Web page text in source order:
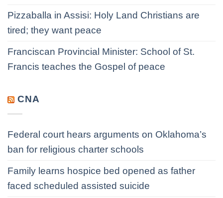
Pizzaballa in Assisi: Holy Land Christians are
tired; they want peace
Franciscan Provincial Minister: School of St.
Francis teaches the Gospel of peace
CNA
Federal court hears arguments on Oklahoma’s
ban for religious charter schools
Family learns hospice bed opened as father
faced scheduled assisted suicide